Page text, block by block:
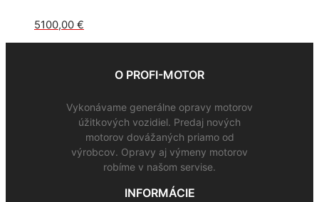
5100,00 €
O PROFI-MOTOR
Vykonávame generálne opravy motorov
úžitkových vozidiel. Predaj nových
motorov dovážaných priamo od
výrobcov. Opravy aj výmeny motorov
robíme v našom servise.
INFORMÁCIE